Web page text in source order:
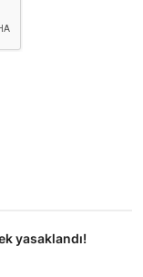
yasaklandı!